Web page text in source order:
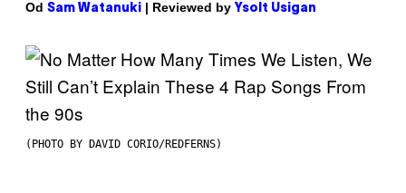
Od Sam Watanuki | Reviewed by Ysolt Usigan
(PHOTO BY DAVID CORIO/REDFERNS)